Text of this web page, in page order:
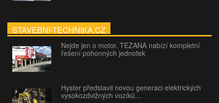
STAVEBNI-TECHNIKA.CZ
Nejde jen o motor. TEZANA nabízí kompletní
řešení pohonných jednotek
Hyster představil novou generaci elektrických
vysokozdvižných vozíků…